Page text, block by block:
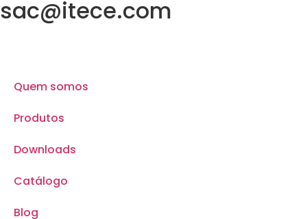
sac@itece.com
Quem somos
Produtos
Downloads
Catálogo
Blog